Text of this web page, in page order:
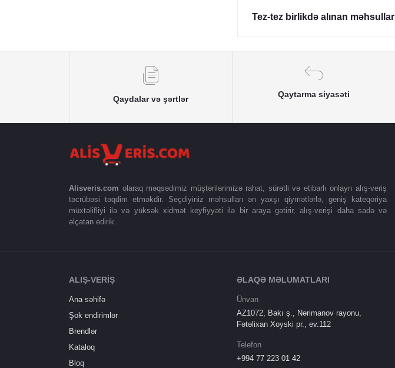
Tez-tez birlikdə alınan məhsullar
Qaydalar və şərtlər
Qaytarma siyasəti
Alisveris.com olaraq məqsədimiz müştərilərimizə rahat, sürətli və etibarlı onlayn alış-veriş
təcrübəsi təqdim etməkdir. Seçdiyiniz məhsulları ən yaxşı qiymətlərlə, geniş kateqoriya
müxtəlifliyi ilə və yüksək xidmət keyfiyyəti ilə bir araya gətirir, alış-verişi daha sadə və
əlçatan edirik.
ALIŞ-VERİŞ
Ana səhifə
Şok endirimlər
Brendlər
Kataloq
Bloq
ƏLAQƏ MƏLUMATLARI
Ünvan
AZ1072, Bakı ş., Nərimanov rayonu,
Fətəlixan Xoyski pr., ev.112
Telefon
+994 77 223 01 42